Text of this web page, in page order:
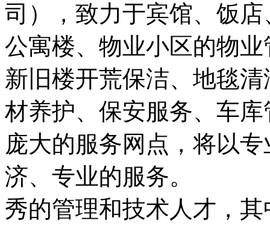
司），致力于宾馆、饭
公寓楼、物业小区的物
新旧楼开荒保洁、地毯
材养护、保安服务、车
庞大的服务网点，将以
济、专业的服务。
秀的管理和技术人才，